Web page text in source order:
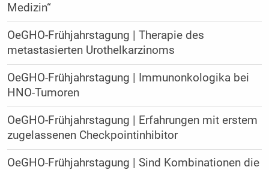
Medizin“
OeGHO-Frühjahrstagung | Therapie des
metastasierten Urothelkarzinoms
OeGHO-Frühjahrstagung | Immunonkologika bei
HNO-Tumoren
OeGHO-Frühjahrstagung | Erfahrungen mit erstem
zugelassenen Checkpointinhibitor
OeGHO-Frühjahrstagung | Sind Kombinationen die